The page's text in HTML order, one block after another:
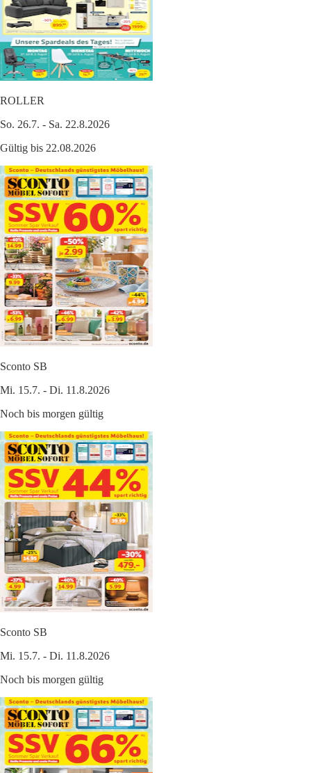
ROLLER
So. 26.7. - Sa. 22.8.2026
Gültig bis 22.08.2026
Sconto SB
Mi. 15.7. - Di. 11.8.2026
Noch bis morgen gültig
Sconto SB
Mi. 15.7. - Di. 11.8.2026
Noch bis morgen gültig